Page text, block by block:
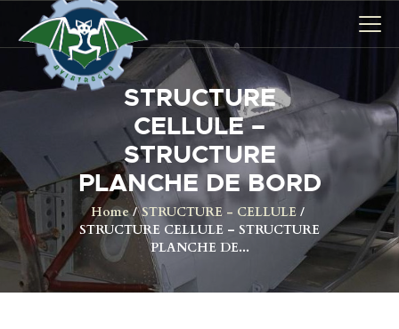
STRUCTURE
CELLULE –
STRUCTURE
PLANCHE DE BORD
Home
STRUCTURE - CELLULE
STRUCTURE CELLULE – STRUCTURE
PLANCHE DE...
AVIONS
CATALOGUE FW 190
ASSOCIATION
PROJET FUSELAGE
FW190
EXPOS / ÉVÉNEMENTS
SHOP